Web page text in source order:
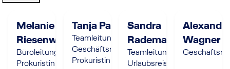
Melanie
Riesenweber
Büroleitung,
Prokuristin
Tanja Panke
Teamleitung
Geschäftsreisen,
Prokuristin
Sandra
Rademacher
Teamleitung
Urlaubsreisen
Wagner